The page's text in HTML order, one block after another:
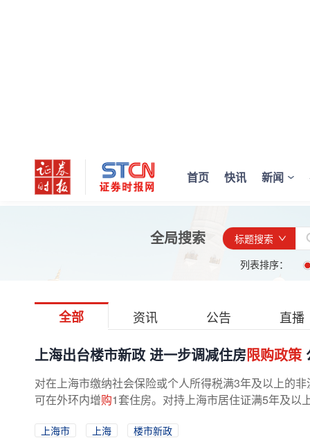
首页 快讯 新闻
全局搜索
标题搜索
列表排序：
全部 资讯 公告 直播
上海出台楼市新政 进一步调减住房限购政策
对在上海市缴纳社会保险或个人所得税满3年及以上的
可在外环内增购1套住房。对持上海市居住证满5年及以
上海市 上海
楼市新政